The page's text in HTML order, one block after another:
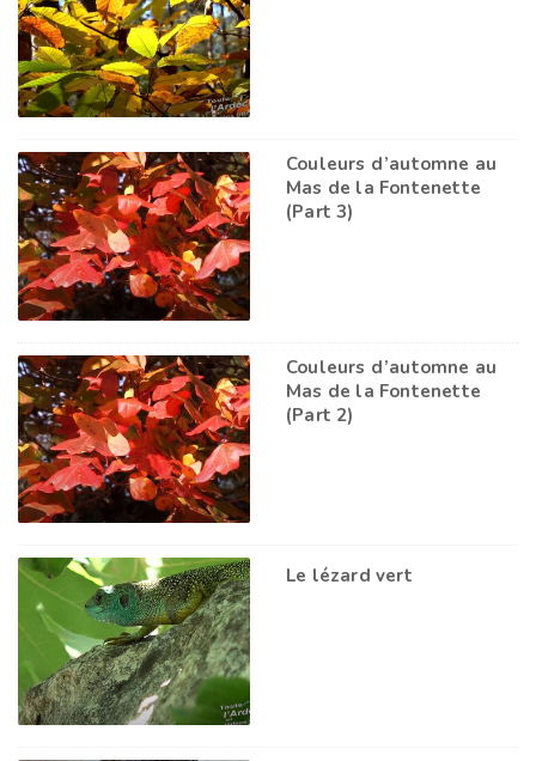
Couleurs d’automne au
Mas de la Fontenette
(Part 3)
Couleurs d’automne au
Mas de la Fontenette
(Part 2)
Le lézard vert